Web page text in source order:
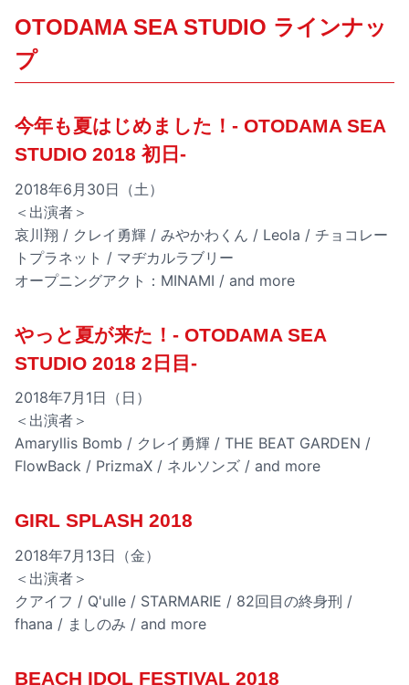
OTODAMA SEA STUDIO ラインナッ
プ
今年も夏はじめました！- OTODAMA SEA
STUDIO 2018 初日-
2018年6月30日（土）
＜出演者＞
哀川翔 / クレイ勇輝 / みやかわくん / Leola / チョコレー
トプラネット / マヂカルラブリー
オープニングアクト：MINAMI / and more
やっと夏が来た！- OTODAMA SEA
STUDIO 2018 2日目-
2018年7月1日（日）
＜出演者＞
Amaryllis Bomb / クレイ勇輝 / THE BEAT GARDEN /
FlowBack / PrizmaX / ネルソンズ / and more
GIRL SPLASH 2018
2018年7月13日（金）
＜出演者＞
クアイフ / Q'ulle / STARMARIE / 82回目の終身刑 /
fhana / ましのみ / and more
BEACH IDOL FESTIVAL 2018